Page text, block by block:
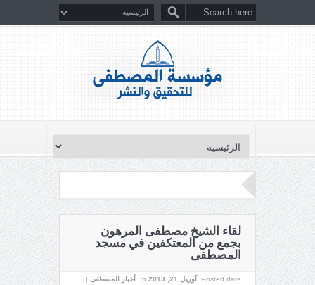
لقاء الشيخ مصطفى المرهون
بجمع من المعتكفين في مسجد
المصطفى
Posted date: آوریل 21, 2013 In: أخبار المصطفى |